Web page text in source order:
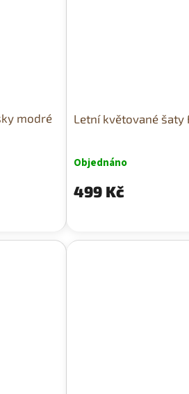
modré Letní květované šaty
Objednáno
499 Kč